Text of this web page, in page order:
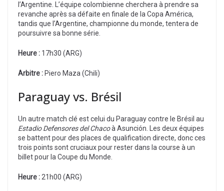
l’Argentine. L’équipe colombienne cherchera à prendre sa
revanche après sa défaite en finale de la Copa América,
tandis que l’Argentine, championne du monde, tentera de
poursuivre sa bonne série.
Heure : 17h30 (ARG)
Arbitre : Piero Maza (Chili)
Paraguay vs. Brésil
Un autre match clé est celui du Paraguay contre le Brésil au
Estadio Defensores del Chacoà Asunción. Les deux équipes
se battent pour des places de qualification directe, donc ces
trois points sont cruciaux pour rester dans la course à un
billet pour la Coupe du Monde.
Heure : 21h00 (ARG)